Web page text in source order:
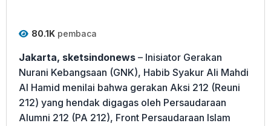
80.1K pembaca
Jakarta, sketsindonews – Inisiator Gerakan
Nurani Kebangsaan (GNK), Habib Syakur Ali Mahdi
Al Hamid menilai bahwa gerakan Aksi 212 (Reuni
212) yang hendak digagas oleh Persaudaraan
Alumni 212 (PA 212), Front Persaudaraan Islam